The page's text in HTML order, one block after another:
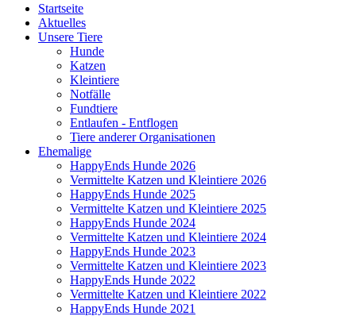
Startseite
Aktuelles
Unsere Tiere
Hunde
Katzen
Kleintiere
Notfälle
Fundtiere
Entlaufen - Entflogen
Tiere anderer Organisationen
Ehemalige
HappyEnds Hunde 2026
Vermittelte Katzen und Kleintiere 2026
HappyEnds Hunde 2025
Vermittelte Katzen und Kleintiere 2025
HappyEnds Hunde 2024
Vermittelte Katzen und Kleintiere 2024
HappyEnds Hunde 2023
Vermittelte Katzen und Kleintiere 2023
HappyEnds Hunde 2022
Vermittelte Katzen und Kleintiere 2022
HappyEnds Hunde 2021